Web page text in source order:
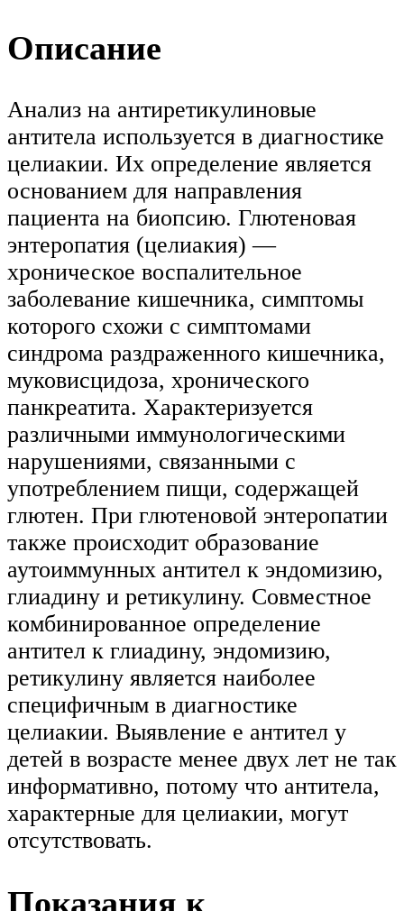
Описание
Анализ на антиретикулиновые
антитела используется в диагностике
целиакии. Их определение является
основанием для направления
пациента на биопсию. Глютеновая
энтеропатия (целиакия) —
хроническое воспалительное
заболевание кишечника, симптомы
которого схожи с симптомами
синдрома раздраженного кишечника,
муковисцидоза, хронического
панкреатита. Характеризуется
различными иммунологическими
нарушениями, связанными с
употреблением пищи, содержащей
глютен. При глютеновой энтеропатии
также происходит образование
аутоиммунных антител к эндомизию,
глиадину и ретикулину. Совместное
комбинированное определение
антител к глиадину, эндомизию,
ретикулину является наиболее
специфичным в диагностике
целиакии. Выявление е антител у
детей в возрасте менее двух лет не так
информативно, потому что антитела,
характерные для целиакии, могут
отсутствовать.
Показания к